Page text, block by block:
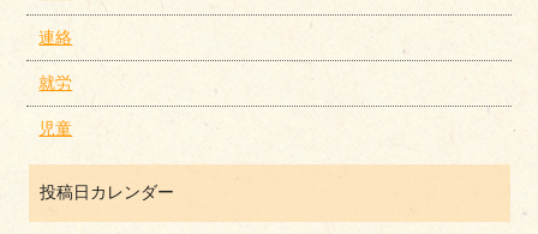
連絡
就労
児童
投稿日カレンダー